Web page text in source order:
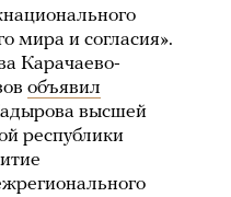
мира и согласия».
Карачаево-
объявил
высшей
республики